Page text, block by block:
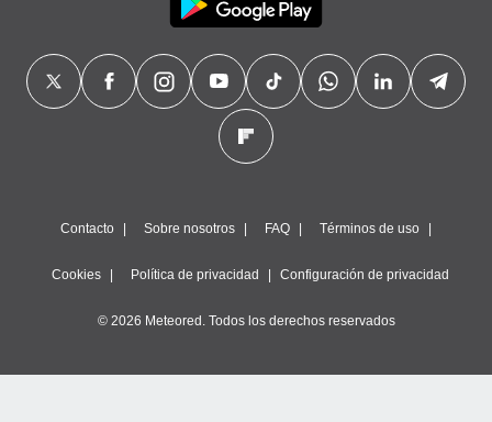
Contacto Sobre nosotros FAQ Términos de uso
Cookies Política de privacidad Configuración de privacidad
© 2026 Meteored. Todos los derechos reservados